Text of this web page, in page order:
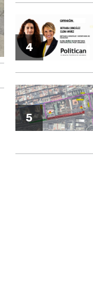
4
5